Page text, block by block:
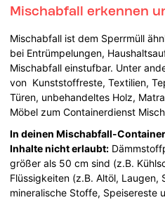
Mischabfall erkennen
Mischabfall ist dem Sperrmüll
bei Entrümpelungen,
Mischabfall einstufbar. Unter
von Kunststoffreste, Textilien,
Türen, unbehandeltes Holz,
Möbel zum Containerdienst
In deinen Mischabfall-
Inhalte nicht erlaubt:
größer als 50 cm sind (z.B.
Flüssigkeiten (z.B. Altöl, Laugen,
mineralische Stoffe, Speisereste